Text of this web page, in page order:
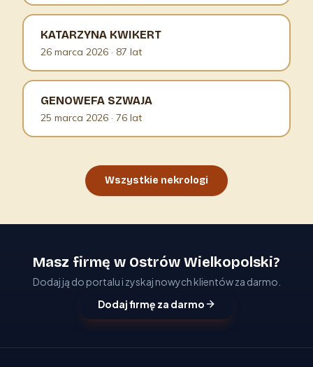
KATARZYNA KWIKERT
26 marca 2026 · 87 lat
GENOWEFA SZWAJA
25 marca 2026 · 76 lat
Wszystkie nekrologi
Masz firmę w Ostrów Wielkopolski?
Dodaj ją do portalu i zyskaj nowych klientów za darmo.
Dodaj firmę za darmo